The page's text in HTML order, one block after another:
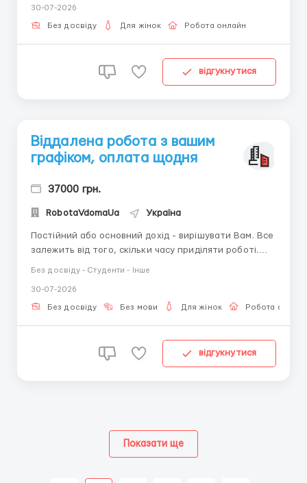
пишіть в telegram + 38(068) 584-84-08
@robotaUAdoma ...
30-07-2026
Без досвіду Для жінок Робота онлайн
відгукнутися
Віддалена робота з вашим
графіком, оплата щодня
37000 грн.
RobotaVdomaUa Україна
Постійний або основний дохід - вирішувати Вам. Все
залежить від того, скільки часу приділяти роботі.
вимагається наявність ПК, старанність та бажання
підтримувати діалог. Дівчина 18-45 років Д...
Без досвіду - Студенти - Інше
30-07-2026
Без досвіду Без мови Для жінок Робота онлайн
відгукнутися
Показати ще